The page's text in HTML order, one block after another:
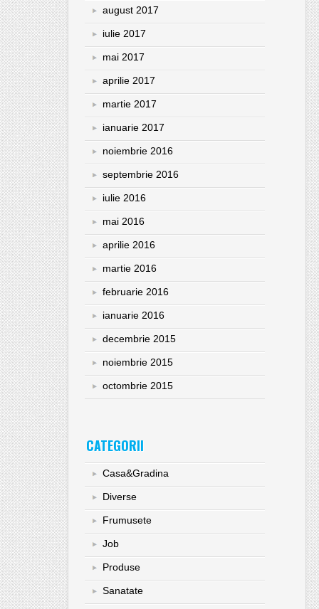
august 2017
iulie 2017
mai 2017
aprilie 2017
martie 2017
ianuarie 2017
noiembrie 2016
septembrie 2016
iulie 2016
mai 2016
aprilie 2016
martie 2016
februarie 2016
ianuarie 2016
decembrie 2015
noiembrie 2015
octombrie 2015
CATEGORII
Casa&Gradina
Diverse
Frumusete
Job
Produse
Sanatate